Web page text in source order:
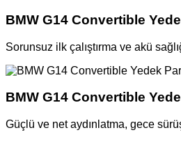
BMW G14 Convertible
Sorunsuz ilk çalıştırma ve akü
BMW G14 Convertible
Güçlü ve net aydınlatma, gece